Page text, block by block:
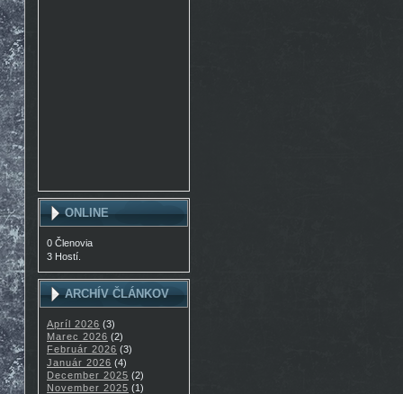
ONLINE
0 Členovia
3 Hostí.
ARCHÍV ČLÁNKOV
Apríl 2026 (3)
Marec 2026 (2)
Február 2026 (3)
Január 2026 (4)
December 2025 (2)
November 2025 (1)